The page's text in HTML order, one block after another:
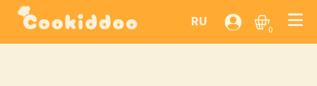
RU 0